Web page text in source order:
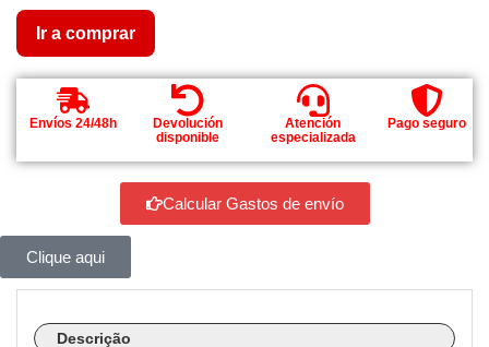
Ir a comprar
Envíos 24/48h
Devolución
disponible
Atención
especializada
Pago seguro
Calcular Gastos de envío
Clique aqui
Descrição